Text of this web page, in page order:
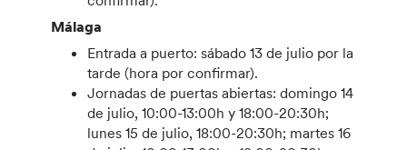
Málaga
Entrada a puerto: sábado 13 de julio por la
tarde (hora por confirmar).
Jornadas de puertas abiertas: domingo 14
de julio, 10:00-13:00h y 18:00-20:30h;
lunes 15 de julio, 18:00-20:30h; martes 16